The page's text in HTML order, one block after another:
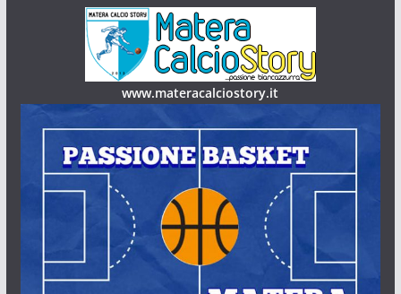
www.materacalciostory.it